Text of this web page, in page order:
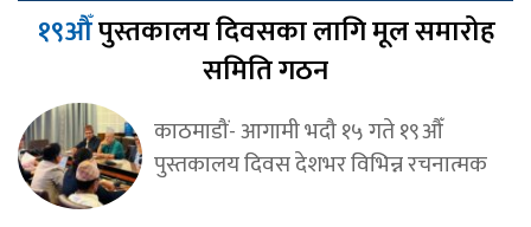
१९औँपुस्तकालय दिवसका लागि मूल समारोह
समिति गठन
काठमाडौं- आगामी भदौ १५ गते १९औँ
पुस्तकालय दिवस देशभर विभिन्न रचनात्मक